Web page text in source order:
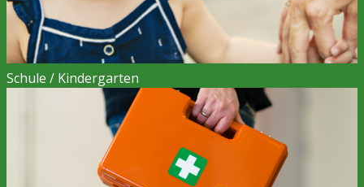
Schule / Kindergarten